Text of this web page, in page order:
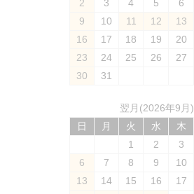
2
3 4 5 6
9
10 11 12 13
16
17 18 19 20
23
24 25 26 27
30
31
翌月(2026年9月)
日
月 火 水 木
1
2 3
6
7 8 9 10
13
14 15 16 17